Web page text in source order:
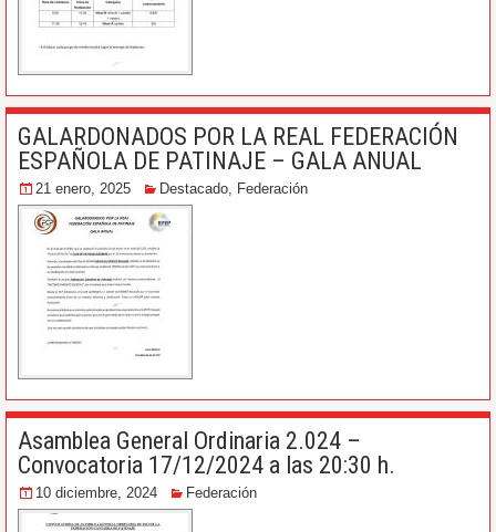
GALARDONADOS POR LA REAL FEDERACIÓN
ESPAÑOLA DE PATINAJE – GALA ANUAL
21 enero, 2025 Destacado, Federación
Asamblea General Ordinaria 2.024 –
Convocatoria 17/12/2024 a las 20:30 h.
10 diciembre, 2024 Federación